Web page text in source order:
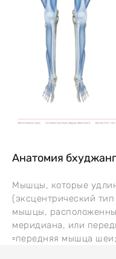
Анатомия
Мышцы, которые
(эксцентрический
мышцы,
меридиана, или
▫️передняя мышца шеи;